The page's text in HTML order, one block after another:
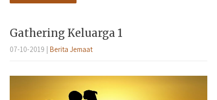
Gathering Keluarga 1
07-10-2019 | Berita Jemaat